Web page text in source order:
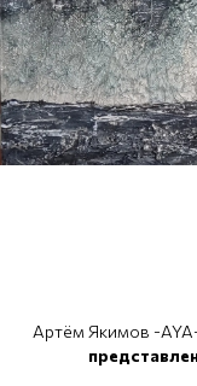
Артём Якимов -